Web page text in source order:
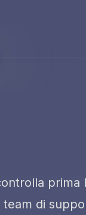
prima
di